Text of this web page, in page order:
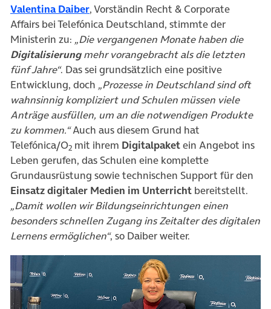
Valentina Daiber(öffnet in neuem Tab)
, Vorständin Recht & Corporate
Affairs bei Telefónica Deutschland, stimmte der
Ministerin zu: „Die vergangenen Monate haben die
Digitalisierungmehr vorangebracht als die letzten
fünf Jahre“. Das sei grundsätzlich eine positive
Entwicklung, doch „Prozesse in Deutschland sind oft
wahnsinnig kompliziert und Schulen müssen viele
Anträge ausfüllen, um an die notwendigen Produkte
zu kommen.“Auch aus diesem Grund hat
Telefónica/O2 mit ihrem Digitalpaketein Angebot ins
Leben gerufen, das Schulen eine komplette
Grundausrüstung sowie technischen Support für den
Einsatz digitaler Medien im Unterricht bereitstellt.
„Damit wollen wir Bildungseinrichtungen einen
besonders schnellen Zugang ins Zeitalter des digitalen
Lernens ermöglichen“, so Daiber weiter.